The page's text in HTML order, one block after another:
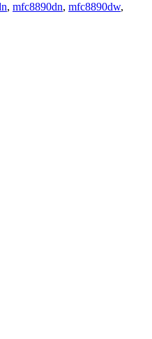
, mfc8890dn, mfc8890dw,